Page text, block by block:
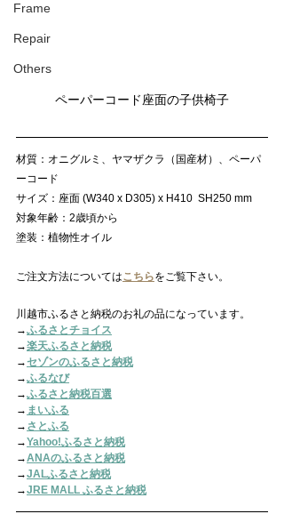
Frame
Repair
Others
ペーパーコード座面の子供椅子
材質：オニグルミ、ヤマザクラ（国産材）、ペーパ
ーコード
サイズ：座面 (W340 x D305) x H410  SH250 mm
対象年齢：2歳頃から
塗装：植物性オイル
ご注文方法についてはこちらをご覧下さい。
川越市ふるさと納税のお礼の品になっています。
→ふるさとチョイス
→楽天ふるさと納税
→セゾンのふるさと納税
→ふるなび
→ふるさと納税百選
→ まいふる
→ さとふる
→Yahoo!ふるさと納税
→ANAのふるさと納税
→JALふるさと納税
→JRE MALL ふるさと納税